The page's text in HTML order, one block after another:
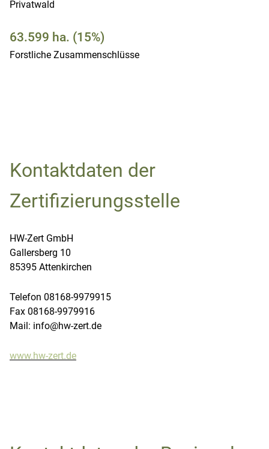
Privatwald
63.599 ha. (15%)
Forstliche Zusammenschlüsse
Kontaktdaten der
Zertifizierungsstelle
HW-Zert GmbH
Gallersberg 10
85395 Attenkirchen
Telefon 08168-9979915
Fax 08168-9979916
Mail: info@hw-zert.de
www.hw-zert.de